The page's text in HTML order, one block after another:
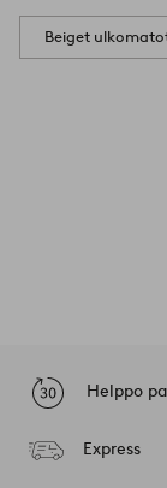
Beiget
Helppo
Express